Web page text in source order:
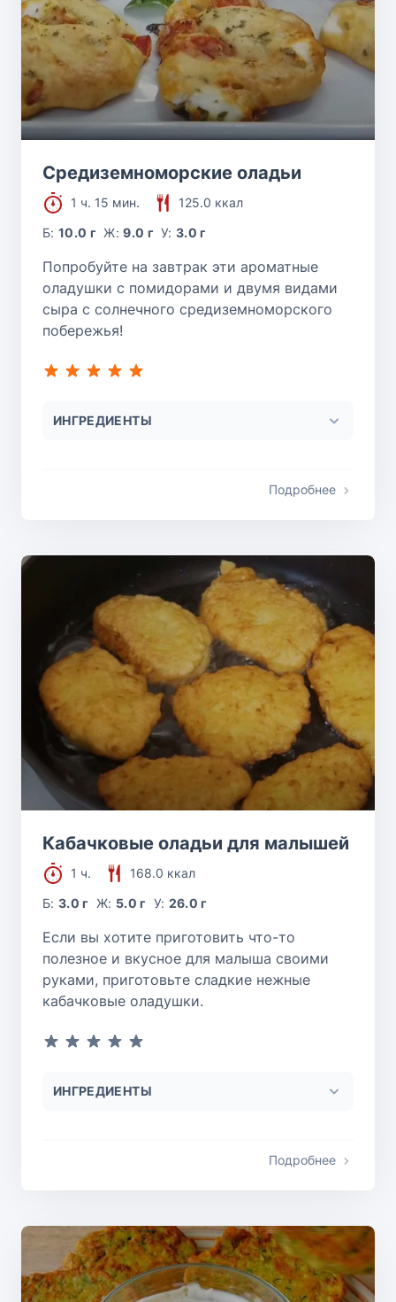
Средиземноморские оладьи
1 ч. 15 мин.
125.0 ккал
Б:10.0 г Ж:9.0 г У:3.0 г
Попробуйте на завтрак эти ароматные
оладушки с помидорами и двумя видами
сыра с солнечного средиземноморского
побережья!
ИНГРЕДИЕНТЫ
Подробнее
Кабачковые оладьи для малышей
1 ч.
168.0 ккал
Б:3.0 г Ж: 5.0 г У: 26.0 г
Если вы хотите приготовить что-то
полезное и вкусное для малыша своими
руками, приготовьте сладкие нежные
кабачковые оладушки.
ИНГРЕДИЕНТЫ
Подробнее